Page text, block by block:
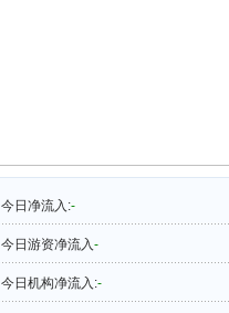
今日净流入:-
今日游资净流入-
今日机构净流入:-